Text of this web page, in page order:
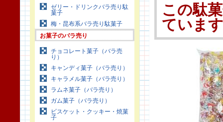
ゼリー・ドリンクバラ売り駄
菓子
梅・昆布系バラ売り駄菓子
お菓子のバラ売り
チョコレート菓子（バラ売
り）
キャンディ菓子（バラ売り）
キャラメル菓子（バラ売り）
ラムネ菓子（バラ売り）
ガム菓子（バラ売り）
ビスケット・クッキー・焼菓
子
この駄
ていま